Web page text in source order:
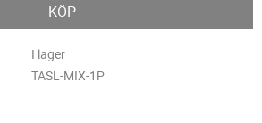
KÖP
I lager
TASL-MIX-1P